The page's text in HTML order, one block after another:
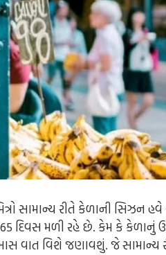
સામાન્ય રીતે કેળાની
દિવસ મળી રહે છે. કેમ કે
વાત વિશે જણાવશું. જે